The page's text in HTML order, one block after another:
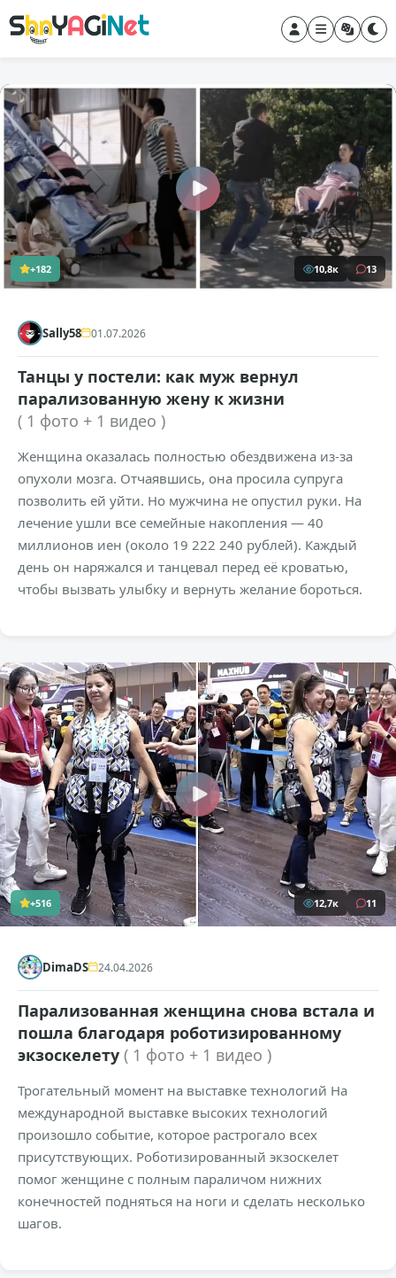
+182 10,8к 13
Sally58 01.07.2026
Танцы у постели: как муж вернул
парализованную жену к жизни
( 1 фото + 1 видео )
Женщина оказалась полностью обездвижена из-за
опухоли мозга. Отчаявшись, она просила супруга
позволить ей уйти. Но мужчина не опустил руки. На
лечение ушли все семейные накопления — 40
миллионов иен (около 19 222 240 рублей). Каждый
день он наряжался и танцевал перед её кроватью,
чтобы вызвать улыбку и вернуть желание бороться.
+516 12,7к 11
DimaDS 24.04.2026
Парализованная женщина снова встала и
пошла благодаря роботизированному
экзоскелету ( 1 фото + 1 видео )
Трогательный момент на выставке технологий На
международной выставке высоких технологий
произошло событие, которое растрогало всех
присутствующих. Роботизированный экзоскелет
помог женщине с полным параличом нижних
конечностей подняться на ноги и сделать несколько
шагов.